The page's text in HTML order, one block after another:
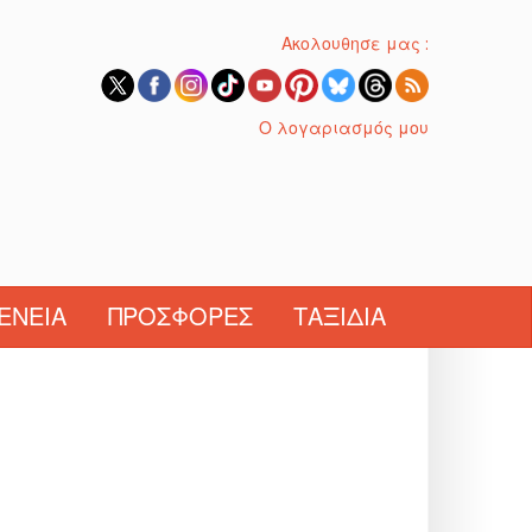
Ακολουθησε μας :
Ο λογαριασμός μου
ΠΡΟΣΦΟΡΈΣ ΤΑΞΊΔΙΑ